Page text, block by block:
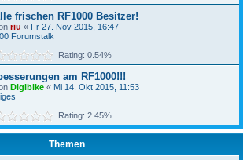
frischen RF1000 Besitzer!
riu « Fr 27. Nov 2015, 16:47
Forumstalk
Rating: 0.54%
am RF1000!!!
Digibike « Mi 14. Okt 2015, 11:53
Rating: 2.45%
Themen